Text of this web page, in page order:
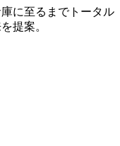
に至るまでトータル
提案。